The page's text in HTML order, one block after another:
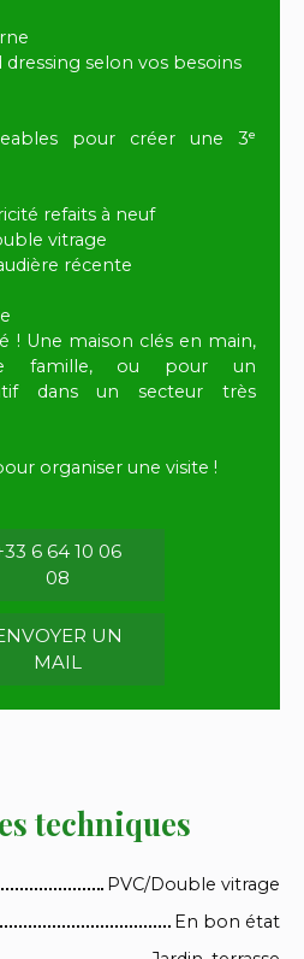
dressing selon vos besoins
pour créer une 3ᵉ
refaits à neuf
vitrage
récente
! Une maison clés en main,
famille, ou pour un
dans un secteur très
organiser une visite !
6 64 10 06
08
UN
MAIL
techniques
PVC/Double vitrage
En bon état